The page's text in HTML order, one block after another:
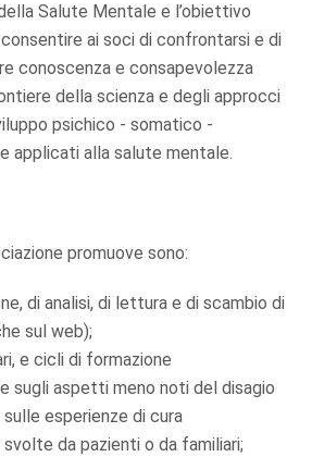
Salute Mentale e l’obiettivo
ai soci di confrontarsi e di
conoscenza e consapevolezza
della scienza e degli approcci
psichico - somatico -
applicati alla salute mentale.
promuove sono:
di analisi, di lettura e di scambio di
sul web);
e cicli di formazione
sugli aspetti meno noti del disagio
esperienze di cura
da pazienti o da familiari;